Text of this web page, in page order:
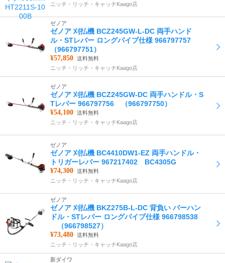
ニッチ・リッチ・キャッチKaago店
ゼノア
ゼノア 刈払機 BCZ245GW-L-DC 両手ハンド
ル・STレバー ロングパイプ仕様 966797757
（966797751）
¥57,850 送料無料
ニッチ・リッチ・キャッチKaago店
ゼノア
ゼノア 刈払機 BCZ245GW-DC 両手ハンドル・S
Tレバー 966797756 （966797750）
¥54,100 送料無料
ニッチ・リッチ・キャッチKaago店
ゼノア
ゼノア 刈払機 BC4410DW1-EZ 両手ハンドル・
トリガーレバー 967217402 BC4305G
¥74,300 送料無料
ニッチ・リッチ・キャッチKaago店
ゼノア
ゼノア 刈払機 BKZ275B-L-DC 背負い バーハン
ドル・STレバー ロングパイプ仕様 966798538
（966798527）
¥73,480 送料無料
ニッチ・リッチ・キャッチKaago店
新ダイワ